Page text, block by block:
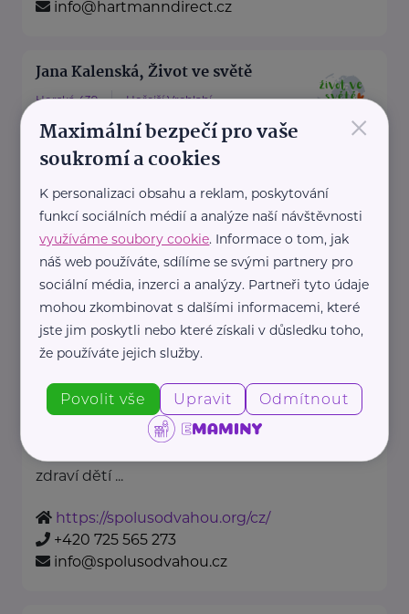
info@hartmanndirect.cz
Jana Kalenská, Život ve světě
Horská 439 Hořejší Vrchlabí
“S angličtinou životem bez limitů”
Jmenuji se Jana a jsem celým
svým srdcem máma dvou ...
https://www.zivotvesvete.cz/
+420 605 249 850
jana@zivotvesvete.cz
Nadační fond Spolu s odvahou
Nadační fond Spolu s odvahou
je nezisková organizace, jejímž
zdraví dětí ...
https://spolusodvahou.org/cz/
+420 725 565 273
info@spolusodvahou.cz
×
Maximální bezpečí pro vaše
soukromí a cookies
K personalizaci obsahu a reklam, poskytování
funkcí sociálních médií a analýze naší návštěvnosti
využíváme soubory cookie. Informace o tom, jak
náš web používáte, sdílíme se svými partnery pro
sociální média, inzerci a analýzy. Partneři tyto údaje
mohou zkombinovat s dalšími informacemi, které
jste jim poskytli nebo které získali v důsledku toho,
že používáte jejich služby.
Povolit vše Upravit Odmítnout